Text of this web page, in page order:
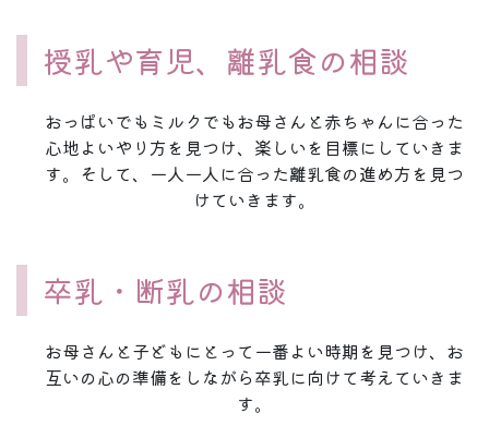
授乳や育児、離乳食の相談
おっぱいでもミルクでもお母さんと赤ちゃんに合った
心地よいやり方を見つけ、楽しいを目標にしていきま
す。そして、一人一人に合った離乳食の進め方を見つ
けていきます。
卒乳・断乳の相談
お母さんと子どもにとって一番よい時期を見つけ、お
互いの心の準備をしながら卒乳に向けて考えていきま
す。